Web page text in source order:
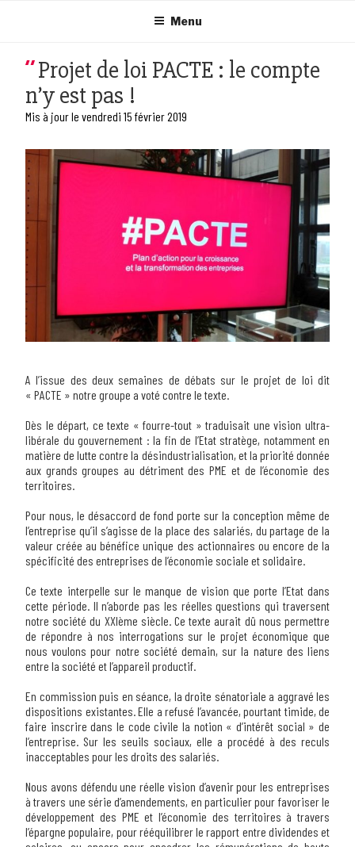
Menu
Projet de loi PACTE : le compte
n’y est pas !
Mis à jour le vendredi 15 février 2019
A l’issue des deux semaines de débats sur le projet de loi dit
« PACTE » notre groupe a voté contre le texte.
Dès le départ, ce texte « fourre-tout » traduisait une vision ultra-
libérale du gouvernement : la fin de l’Etat stratège, notamment en
matière de lutte contre la désindustrialisation, et la priorité donnée
aux grands groupes au détriment des PME et de l’économie des
territoires.
Pour nous, le désaccord de fond porte sur la conception même de
l’entreprise qu’il s’agisse de la place des salariés, du partage de la
valeur créée au bénéfice unique des actionnaires ou encore de la
spécificité des entreprises de l’économie sociale et solidaire.
Ce texte interpelle sur le manque de vision que porte l’Etat dans
cette période. Il n’aborde pas les réelles questions qui traversent
notre société du XXIème siècle. Ce texte aurait dû nous permettre
de répondre à nos interrogations sur le projet économique que
nous voulons pour notre société demain, sur la nature des liens
entre la société et l’appareil productif.
En commission puis en séance, la droite sénatoriale a aggravé les
dispositions existantes. Elle a refusé l’avancée, pourtant timide, de
faire inscrire dans le code civile la notion « d’intérêt social » de
l’entreprise. Sur les seuils sociaux, elle a procédé à des reculs
inacceptables pour les droits des salariés.
Nous avons défendu une réelle vision d’avenir pour les entreprises
à travers une série d’amendements, en particulier pour favoriser le
développement des PME et l’économie des territoires à travers
l’épargne populaire, pour rééquilibrer le rapport entre dividendes et